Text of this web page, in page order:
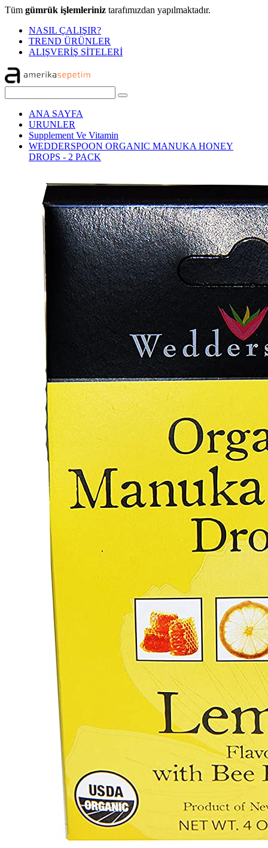
Tüm gümrük işlemleriniz tarafımızdan yapılmaktadır.
NASIL ÇALIŞIR?
TREND ÜRÜNLER
ALIŞVERİŞ SİTELERİ
ANA SAYFA
URUNLER
Supplement Ve Vitamin
WEDDERSPOON ORGANIC MANUKA HONEY
DROPS - 2 PACK